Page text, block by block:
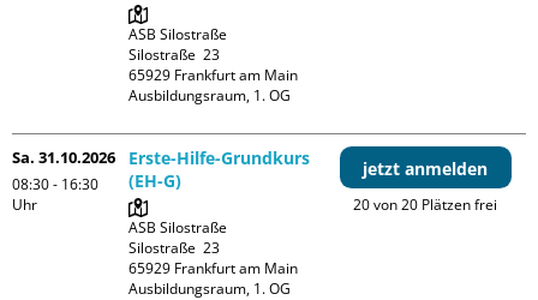
ASB Silostraße
Silostraße  23
65929 Frankfurt am Main
Ausbildungsraum, 1. OG
Sa. 31.10.2026
08:30 - 16:30
Uhr
Erste-Hilfe-Grundkurs
(EH-G)
ASB Silostraße
Silostraße  23
65929 Frankfurt am Main
Ausbildungsraum, 1. OG
jetzt anmelden
20 von 20 Plätzen frei